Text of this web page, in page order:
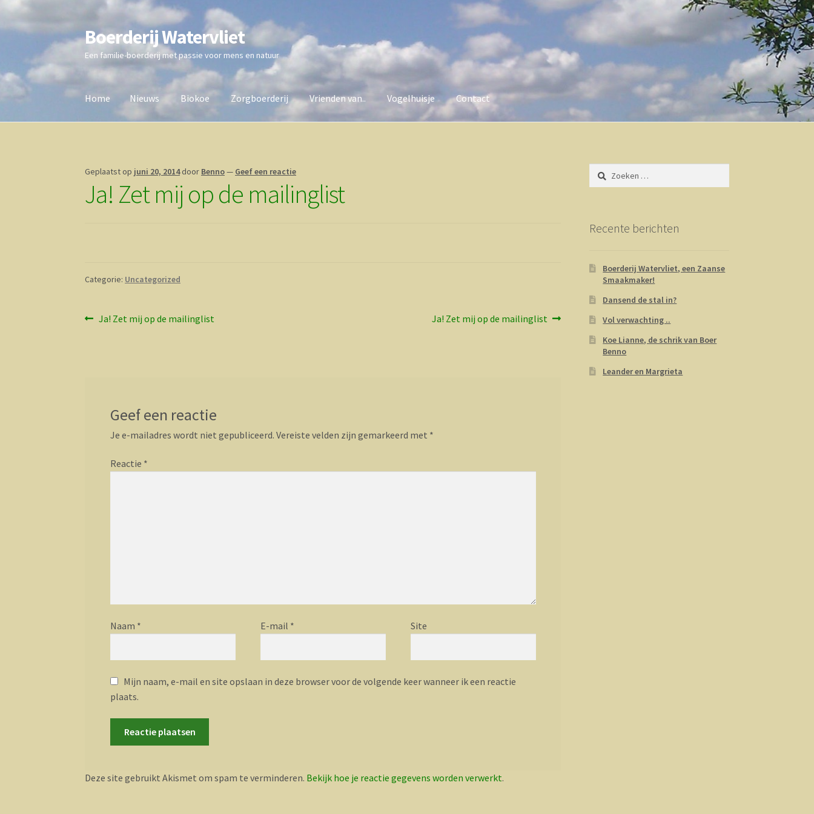
Ga
door
naar
navigatie
Ga
direct
naar
de
inhoud
Boerderij Watervliet
Een familie-boerderij met passie voor mens en natuur
Home Nieuws Biokoe Zorgboerderij Vrienden van.. Vogelhuisje Contact
Geplaatst op juni 20, 2014 door Benno— Geef een reactie
Ja! Zet mij op de mailinglist
Categorie: Uncategorized
Bericht
Vorig
Ja! Zet mij op de mailinglist
Volgend
Ja! Zet mij op de mailinglist
Geef een reactie
Je e-mailadres wordt niet gepubliceerd. Vereiste velden zijn gemarkeerd met *
Reactie *
Naam * E-mail * Site
Mijn naam, e-mail en site opslaan in deze browser voor de volgende keer wanneer ik een reactie
plaats.
Deze site gebruikt Akismet om spam te verminderen. Bekijk hoe je reactie gegevens worden verwerkt.
Zoeken
naar:
Recente berichten
Boerderij Watervliet, een Zaanse
Smaakmaker!
Dansend de stal in?
Vol verwachting ..
Koe Lianne, de schrik van Boer
Benno
Leander en Margrieta